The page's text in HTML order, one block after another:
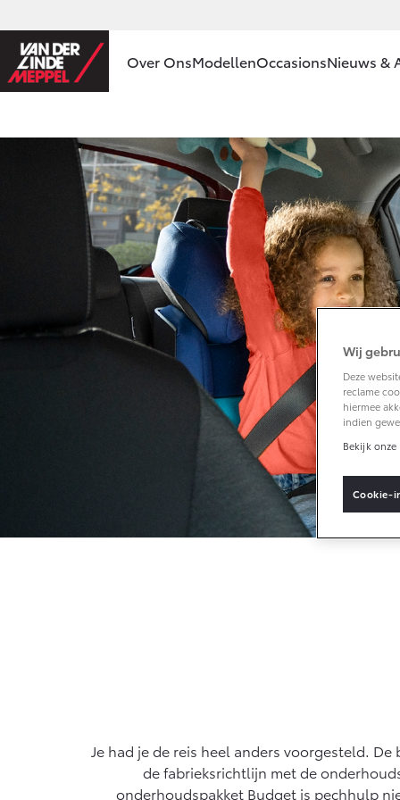
Over Ons
Ons bedrijf
Onze
medewerkers
Contact en
Route
Vacatures
Klantbeoordelingen
Modellen
HYBRIDE
Vanaf € 23.750,-
Corolla Hatchback
HYBRIDE
Vanaf € 33.495,-
Toyota C-HR+
BATTERIJ-ELEKTRISCH
OccasionsNieuws &
Je had je de reis heel anders voorgesteld.
de fabrieksrichtlijn met de
onderhoudspakket Budget is pechhulp
Wij
Deze
reclame
hiermee
indien
Bekijk onze
Cookie-